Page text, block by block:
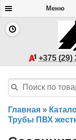
Меню
+375 (29)
Главная »
Трубы ПВХ